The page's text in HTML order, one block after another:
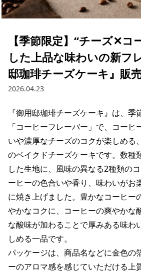
【季節限定】“チーズ✕コ
した上品な味わいの新フ
邸珈琲チーズケーキ』販
2026.04.23
『御用邸珈琲チーズケーキ』は、
「コーヒーフレーバー」で、コー
いや濃厚なチーズのコクが楽しめる
のベイクドチーズケーキです。数種
した生地に、風味の異なる2種類の
ーヒーの色合いや香り、味わいがお
に焼き上げました。豊かなコーヒー
やかなコクに、コーヒーの爽やかな
な酸味が加わることで厚みある味わ
しめる一品です。
パッケージは、商品名などに金色の
ーのアロマ感を感じていただける上